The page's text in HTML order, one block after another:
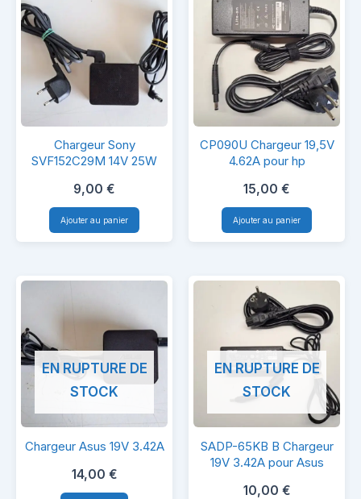
Chargeur
Sony
SVF152C29M
14V
25W
Chargeur Sony
SVF152C29M 14V 25W
9,00 €
Ajouter au panier
CP090U
Chargeur
19,5V
4.62A
pour
CP090U Chargeur 19,5V
4.62A pour hp
15,00 €
Ajouter au panier
Chargeur
EN RUPTURE DE
STOCK
Chargeur Asus 19V 3.42A
14,00 €
SADP-
65KB
B
EN RUPTURE DE
STOCK
SADP-65KB B Chargeur
19V 3.42A pour Asus
10,00 €